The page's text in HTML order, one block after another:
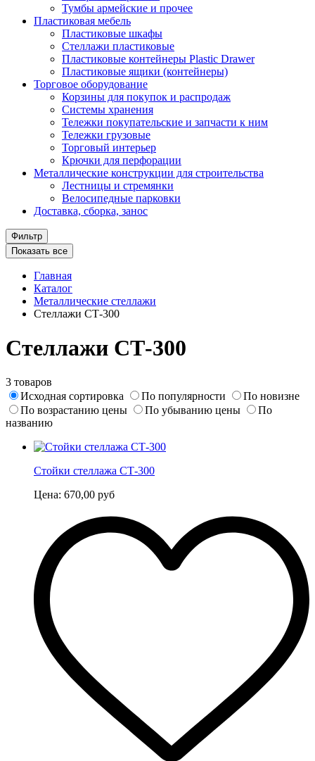
Тумбы армейские и прочее
Пластиковая мебель
Пластиковые шкафы
Стеллажи пластиковые
Пластиковые контейнеры Plastic Drawer
Пластиковые ящики (контейнеры)
Торговое оборудование
Корзины для покупок и распродаж
Системы хранения
Тележки покупательские и запчасти к ним
Тележки грузовые
Торговый интерьер
Крючки для перфорации
Металлические конструкции для строительства
Лестницы и стремянки
Велосипедные парковки
Доставка, сборка, занос
Фильтр
Показать все
Главная
Каталог
Металлические стеллажи
Стеллажи СТ-300
Стеллажи СТ-300
3 товаров
Исходная сортировка
По популярности
По новизне
По возрастанию цены
По убыванию цены
По
названию
Стойки стеллажа СТ-300
Цена: 670,00 руб